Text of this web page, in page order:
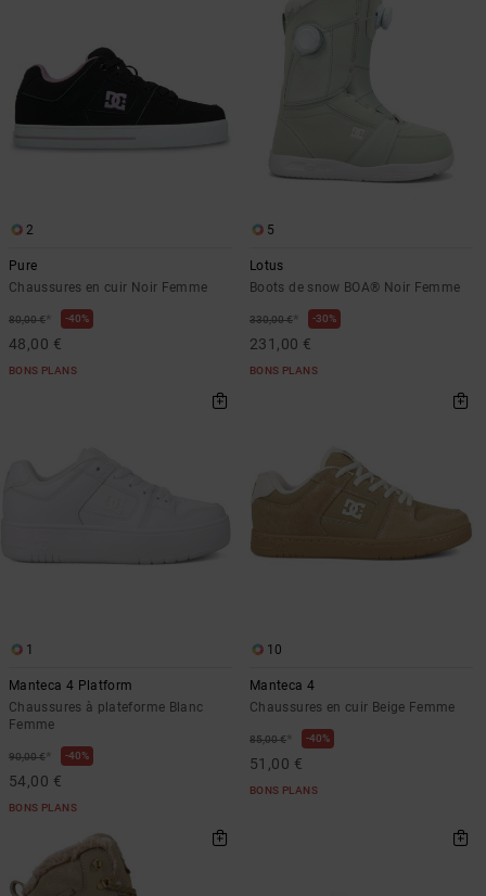
2
Pure
Chaussures en cuir Noir Femme
80,00 €* 40%
48,00 €
BONS PLANS
5
Lotus
Boots de snow BOA® Noir Femme
330,00 €* 30%
231,00 €
BONS PLANS
1
Manteca 4 Platform
Chaussures à plateforme Blanc
Femme
90,00 €* 40%
54,00 €
BONS PLANS
10
Manteca 4
Chaussures en cuir Beige Femme
85,00 €* 40%
51,00 €
BONS PLANS